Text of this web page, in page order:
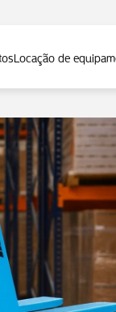
Locação de